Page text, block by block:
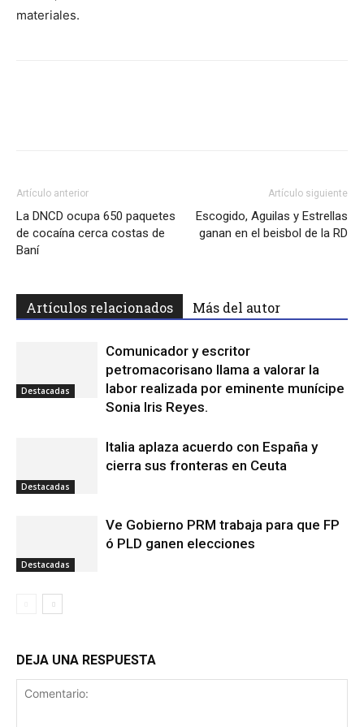
materiales.
Artículo anterior
La DNCD ocupa 650 paquetes
de cocaína cerca costas de
Baní
Artículo siguiente
Escogido, Aguilas y Estrellas
ganan en el beisbol de la RD
Artículos relacionados Más del autor
Destacadas
Comunicador y escritor
petromacorisano llama a valorar la
labor realizada por eminente munícipe
Sonia Iris Reyes.
Destacadas
Italia aplaza acuerdo con España y
cierra sus fronteras en Ceuta
Destacadas
Ve Gobierno PRM trabaja para que FP
ó PLD ganen elecciones
DEJA UNA RESPUESTA